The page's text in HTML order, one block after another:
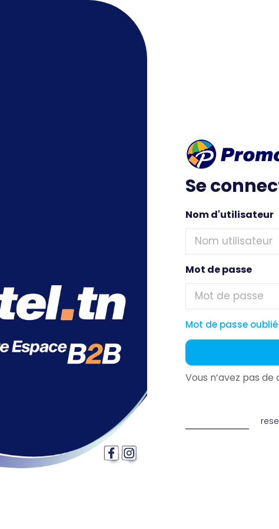
Se
Nom d'utilisateur
Mot de passe
Mot de passe oublié
Vous n’avez pas